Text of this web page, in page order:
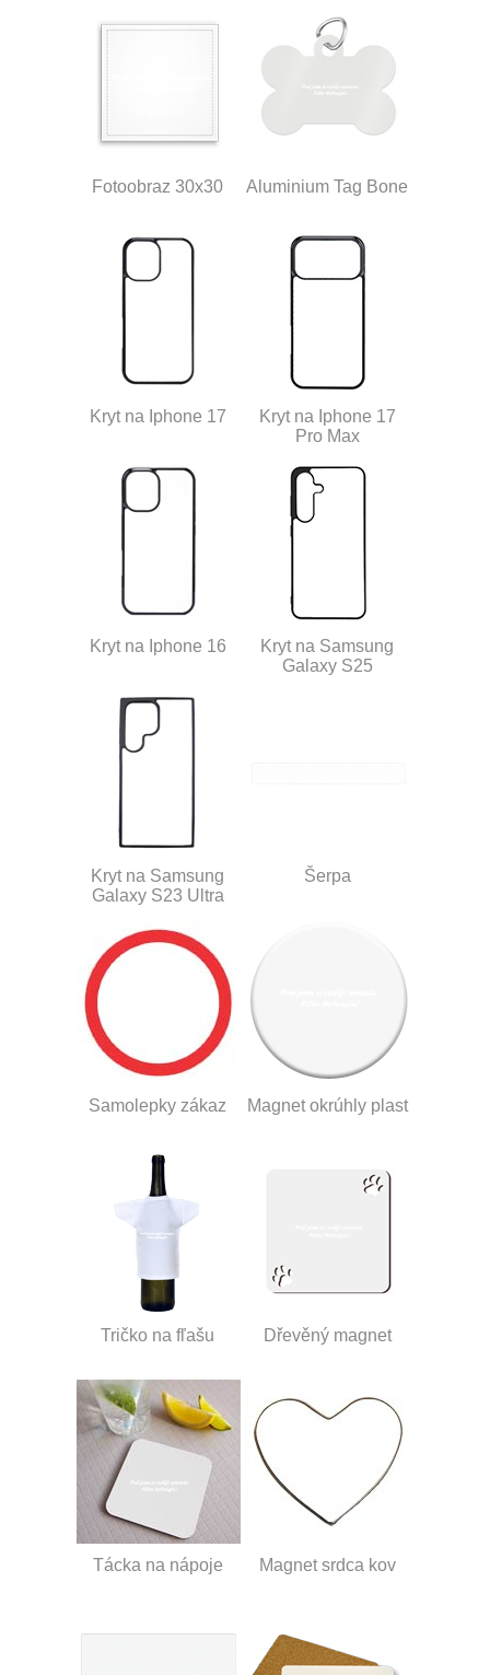
Fotoobraz 30x30 Aluminium Tag Bone
Kryt na Iphone 17
Kryt na Iphone 17
Pro Max
Kryt na Iphone 16
Kryt na Samsung
Galaxy S25
Kryt na Samsung
Galaxy S23 Ultra
Šerpa
Samolepky zákaz Magnet okrúhly plast
Tričko na fľašu Dřevěný magnet
Tácka na nápoje Magnet srdca kov